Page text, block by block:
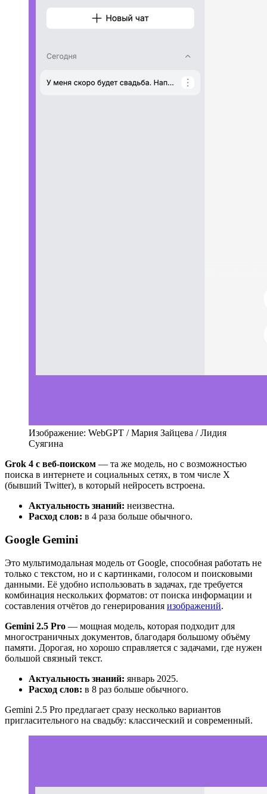
Изображение: WebGPT / Мария Зайцева / Лидия
Суягина
Grok 4 с веб-поиском — та же модель, но с возможностью
поиска в интернете и социальных сетях, в том числе X
(бывший Twitter), в который нейросеть встроена.
Актуальность знаний: неизвестна.
Расход слов: в 4 раза больше обычного.
Google Gemini
Это мультимодальная модель от Google, способная работать не
только с текстом, но и с картинками, голосом и поисковыми
данными. Её удобно использовать в задачах, где требуется
комбинация нескольких форматов: от поиска информации и
составления отчётов до генерирования изображений.
Gemini 2.5 Pro — мощная модель, которая подходит для
многостраничных документов, благодаря большому объёму
памяти. Дорогая, но хорошо справляется с задачами, где нужен
большой связный текст.
Актуальность знаний: январь 2025.
Расход слов: в 8 раз больше обычного.
Gemini 2.5 Pro предлагает сразу несколько вариантов
пригласительного на свадьбу: классический и современный.